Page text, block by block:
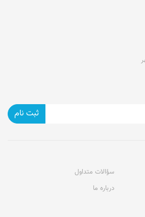
ثبت نام
سؤالات متداول
درباره ما